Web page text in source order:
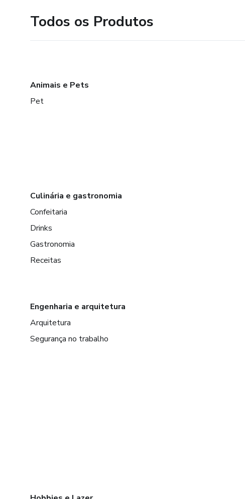
Todos os Produtos
Animais e Pets
Pet
Culinária e gastronomia
Confeitaria
Drinks
Gastronomia
Receitas
Engenharia e arquitetura
Arquitetura
Segurança no trabalho